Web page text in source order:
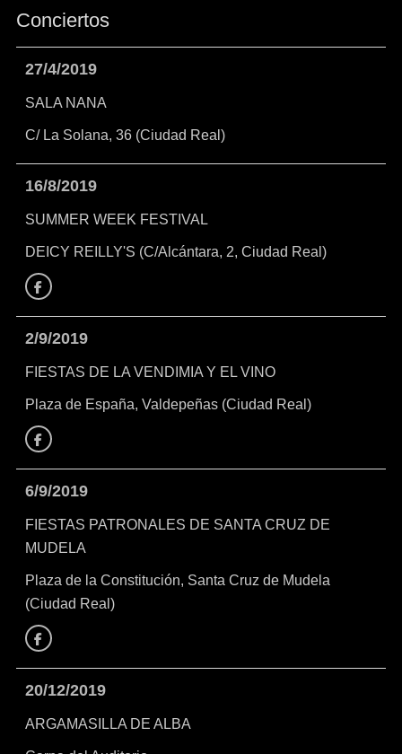
Conciertos
27/4/2019
SALA NANA
C/ La Solana, 36 (Ciudad Real)
16/8/2019
SUMMER WEEK FESTIVAL
DEICY REILLY'S (C/Alcántara, 2, Ciudad Real)
Facebook
2/9/2019
FIESTAS DE LA VENDIMIA Y EL VINO
Plaza de España, Valdepeñas (Ciudad Real)
Facebook
6/9/2019
FIESTAS PATRONALES DE SANTA CRUZ DE
MUDELA
Plaza de la Constitución, Santa Cruz de Mudela
(Ciudad Real)
Facebook
20/12/2019
ARGAMASILLA DE ALBA